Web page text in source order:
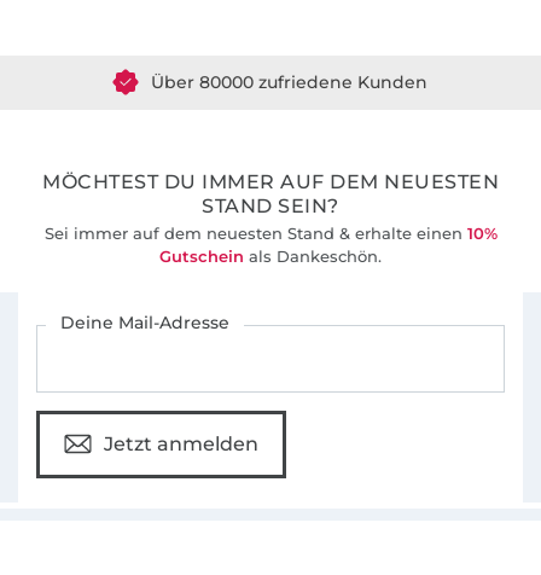
MÖCHTEST DU IMMER AUF DEM NEUESTEN
STAND SEIN?
Sei immer auf dem neuesten Stand & erhalte einen 10%
Gutschein als Dankeschön.
Deine Mail-Adresse
Jetzt anmelden